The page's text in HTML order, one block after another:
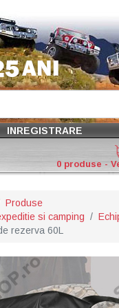
INREGISTRARE
0 produse -
Produse
si camping
rezerva 60L